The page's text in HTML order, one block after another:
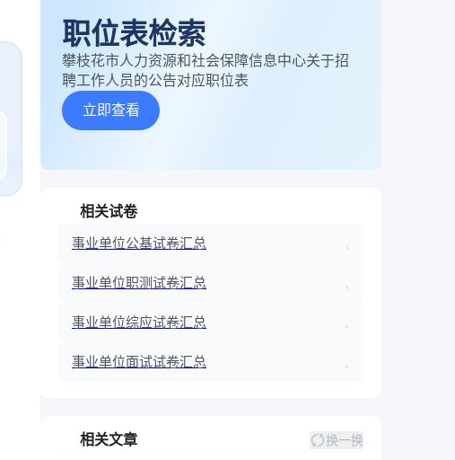
职位表检索
攀枝花市人力资源和社会保障信息中心关于招
聘工作人员的公告对应职位表
立即查看
相关试卷
事业单位公基试卷汇总
事业单位职测试卷汇总
事业单位综应试卷汇总
事业单位面试试卷汇总
相关文章 换一换